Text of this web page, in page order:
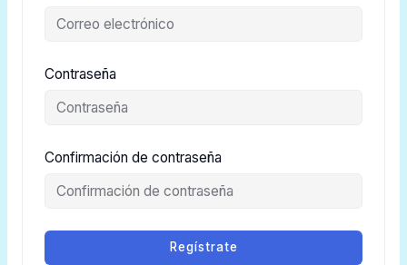
Contraseña
Confirmación de contraseña
Regístrate